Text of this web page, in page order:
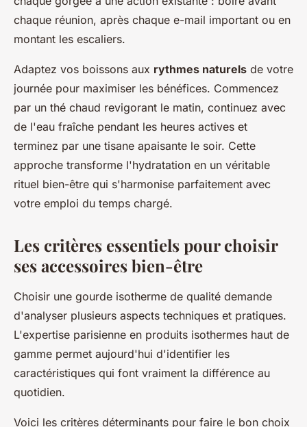
chaque réunion, après chaque e-mail important ou en
montant les escaliers.
Adaptez vos boissons aux rythmes naturels de votre
journée pour maximiser les bénéfices. Commencez
par un thé chaud revigorant le matin, continuez avec
de l'eau fraîche pendant les heures actives et
terminez par une tisane apaisante le soir. Cette
approche transforme l'hydratation en un véritable
rituel bien-être qui s'harmonise parfaitement avec
votre emploi du temps chargé.
Les critères essentiels pour choisir
ses accessoires bien-être
Choisir une gourde isotherme de qualité demande
d'analyser plusieurs aspects techniques et pratiques.
L'expertise parisienne en produits isothermes haut de
gamme permet aujourd'hui d'identifier les
caractéristiques qui font vraiment la différence au
quotidien.
Voici les critères déterminants pour faire le bon choix